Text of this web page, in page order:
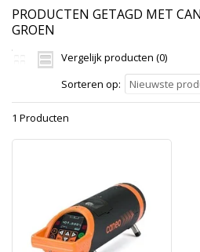
PRODUCTEN GETAGD MET
GROEN
Vergelijk producten (0)
Sorteren op:
Nieuwste
1 Producten